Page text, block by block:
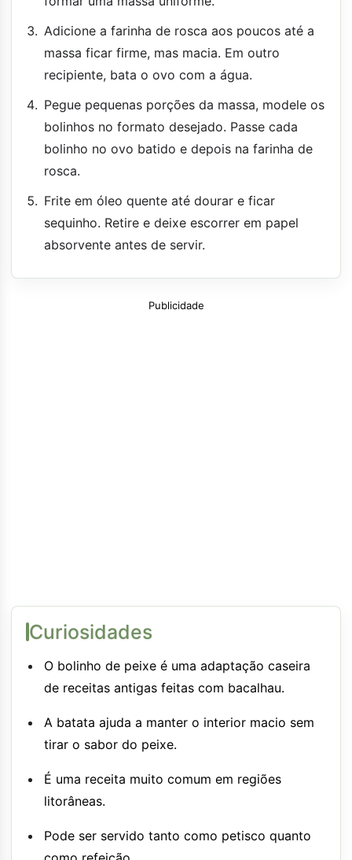
Adicione a farinha de rosca aos poucos até a
massa ficar firme, mas macia. Em outro
recipiente, bata o ovo com a água.
Pegue pequenas porções da massa, modele os
bolinhos no formato desejado. Passe cada
bolinho no ovo batido e depois na farinha de
rosca.
Frite em óleo quente até dourar e ficar
sequinho. Retire e deixe escorrer em papel
absorvente antes de servir.
Publicidade
Curiosidades
O bolinho de peixe é uma adaptação caseira
de receitas antigas feitas com bacalhau.
A batata ajuda a manter o interior macio sem
tirar o sabor do peixe.
É uma receita muito comum em regiões
litorâneas.
Pode ser servido tanto como petisco quanto